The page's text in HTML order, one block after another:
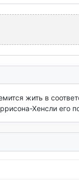
жить в
Хенсли его